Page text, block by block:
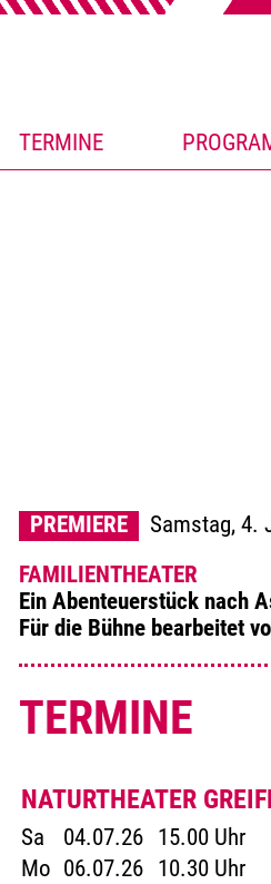
TERMINE
PREMIERE
Samstag, 4.
FAMILIENTHEATER
Ein Abenteuerstück nach
Für die Bühne bearbeitet
TERMINE
NATURTHEATER
Sa 04.07.26 15.00 Uhr
Mo 06.07.26 10.30 Uhr